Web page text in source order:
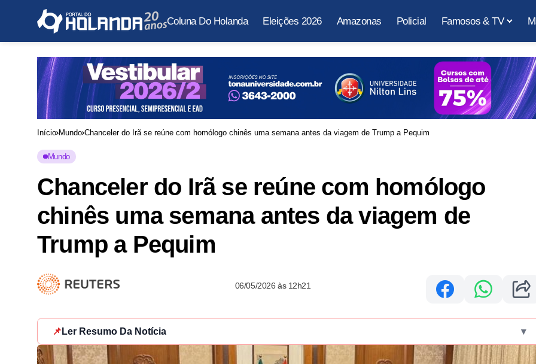
Coluna Do Holanda Eleições 2026 Amazonas Policial Famosos & TV
Início Mundo Chanceler do Irã se reúne com homólogo chinês uma semana antes da viagem de Trump a Pequim
Mundo
Chanceler do Irã se reúne com homólogo
chinês uma semana antes da viagem de
Trump a Pequim
06/05/2026 às 12h21
📌 Ler Resumo Da Notícia ▾